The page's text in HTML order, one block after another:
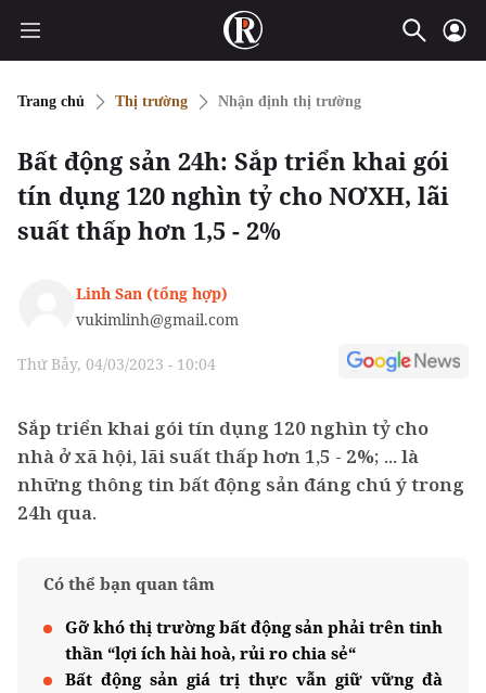
Trang chủ Thị trường Nhận định thị trường
Bất động sản 24h: Sắp triển khai gói
tín dụng 120 nghìn tỷ cho NƠXH, lãi
suất thấp hơn 1,5 - 2%
Linh San (tổng hợp)
vukimlinh@gmail.com
Thứ Bảy, 04/03/2023 - 10:04
Sắp triển khai gói tín dụng 120 nghìn tỷ cho
nhà ở xã hội, lãi suất thấp hơn 1,5 - 2%; ... là
những thông tin bất động sản đáng chú ý trong
24h qua.
Có thể bạn quan tâm
Gỡ khó thị trường bất động sản phải trên tinh
thần “lợi ích hài hoà, rủi ro chia sẻ“
Bất động sản giá trị thực vẫn giữ vững đà